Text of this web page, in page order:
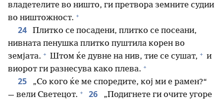
владетелите во ништо, ги претвора земните судии
во ништожност. +
24
Плитко се посадени, плитко се посеани,
нивната пенушка плитко пуштила корен во
земјата. + Штом ќе дувне на нив, тие се сушат, + и
виорот ги разнесува како плева. +
25
„Со кого ќе ме споредите, кој ми е рамен?“
— вели Светецот. + 26
„Подигнете ги очите угоре